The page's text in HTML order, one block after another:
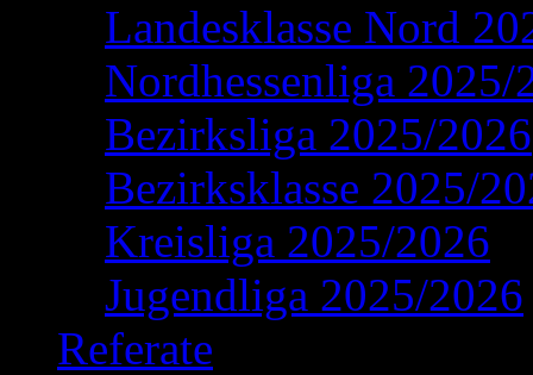
Landesklasse Nord
Nordhessenliga 2025/
Bezirksliga 2025/2026
Bezirksklasse 2025/
Kreisliga 2025/2026
Jugendliga 2025/2026
Referate